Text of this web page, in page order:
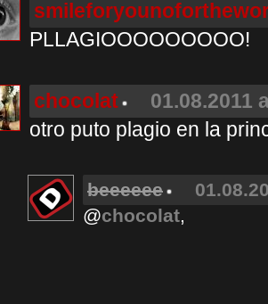
PLLAGIOOOOOOOOO!
chocolat
01.08.2011
otro puto plagio en la
beeeeee
@chocolat,